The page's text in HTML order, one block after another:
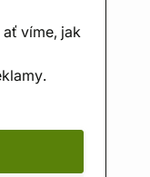
ať víme, jak